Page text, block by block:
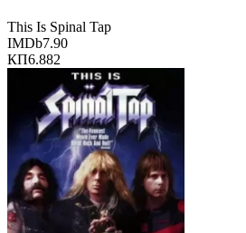
This Is Spinal Tap
IMDb7.90
КП6.882